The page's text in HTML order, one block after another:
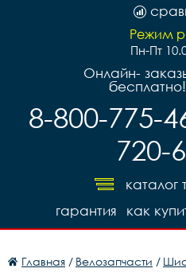
Режим
Пн-Пт
Онлайн-
8-800-775-
720-
каталог
как
гарантия
Главная / Велозапчасти /